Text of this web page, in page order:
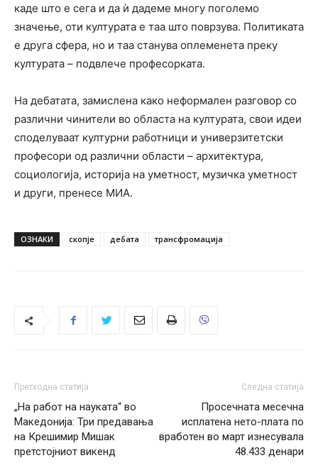
каде што е сега и да ѝ дадеме многу поголемо
значење, оти културата е таа што поврзува. Политиката
е друга сфера, но и таа станува оплеменета преку
културата – подвлече професорката.
На дебатата, замислена како неформален разговор со
различни чинители во областа на културата, свои идеи
споделуваат културни работници и универзитетски
професори од различни области – архитектура,
социологија, историја на уметност, музичка уметност
и други, пренесе МИА.
ОЗНАКИ скопје дебата трансфромација
Претходна статија
„На работ на науката“ во
Македонија: Три предавања
на Крешимир Мишак
претстојниот викенд
Следна статија
Просечната месечна
исплатена нето-плата по
вработен во март изнесувала
48.433 денари